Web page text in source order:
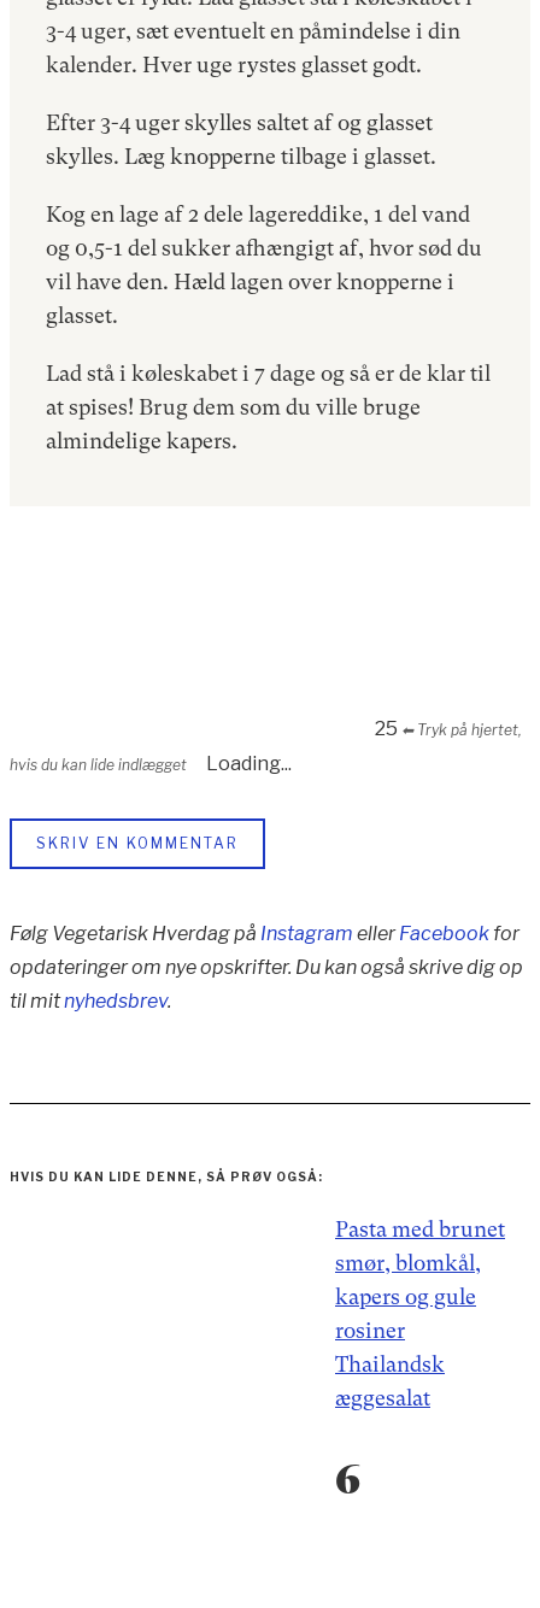
3-4 uger, sæt eventuelt en påmindelse i din
kalender. Hver uge rystes glasset godt.
Efter 3-4 uger skylles saltet af og glasset
skylles. Læg knopperne tilbage i glasset.
Kog en lage af 2 dele lagereddike, 1 del vand
og 0,5-1 del sukker afhængigt af, hvor sød du
vil have den. Hæld lagen over knopperne i
glasset.
Lad stå i køleskabet i 7 dage og så er de klar til
at spises! Brug dem som du ville bruge
almindelige kapers.
25 ⬅︎ Tryk på hjertet,
hvis du kan lide indlægget
Loading...
SKRIV EN KOMMENTAR
Følg Vegetarisk Hverdag på Instagram ellerFacebook for
opdateringer om nye opskrifter. Du kan også skrive dig op
til mitnyhedsbrev.
HVIS DU KAN LIDE DENNE, SÅ PRØV OGSÅ:
IndlægsnavigationPasta med brunet
smør, blomkål,
kapers og gule
rosiner
Thailandsk
æggesalat
6